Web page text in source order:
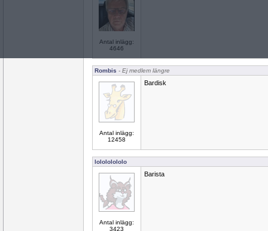
Antal inlägg:
4646
Rombis - Ej medlem längre
Antal inlägg:
12458
Bardisk
lolololololo
Antal inlägg:
3423
Barista